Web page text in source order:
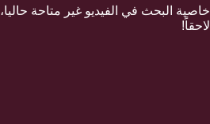
خاصية البحث في الفيديو غير متاحة
لاحقاً!